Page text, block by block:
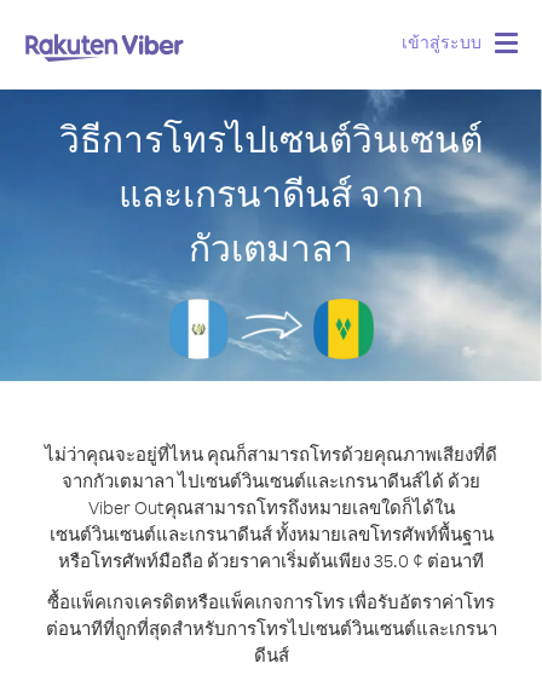
เข้าสู่ระบบ
วิธีการโทรไปเซนต์วินเซนต์
และเกรนาดีนส์ จาก
กัวเตมาลา
ไม่ว่าคุณจะอยู่ที่ไหน คุณก็สามารถโทรด้วยคุณภาพเสียงที่ดี
จากกัวเตมาลา ไปเซนต์วินเซนต์และเกรนาดีนส์ได้ ด้วย
Viber Outคุณสามารถโทรถึงหมายเลขใดก็ได้ใน
เซนต์วินเซนต์และเกรนาดีนส์ ทั้งหมายเลขโทรศัพท์พื้นฐาน
หรือโทรศัพท์มือถือ ด้วยราคาเริ่มต้นเพียง 35.0 ¢ ต่อนาที
ซื้อแพ็คเกจเครดิตหรือแพ็คเกจการโทร เพื่อรับอัตราค่าโทร
ต่อนาทีที่ถูกที่สุดสำหรับการโทรไปเซนต์วินเซนต์และเกรนา
ดีนส์